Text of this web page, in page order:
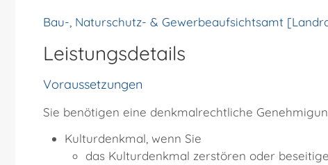
Bau-, Naturschutz- & Gewerbeaufsichtsamt
Leistungsdetails
Voraussetzungen
Sie benötigen eine denkmalrechtliche
Kulturdenkmal, wenn Sie
das Kulturdenkmal zerstören oder